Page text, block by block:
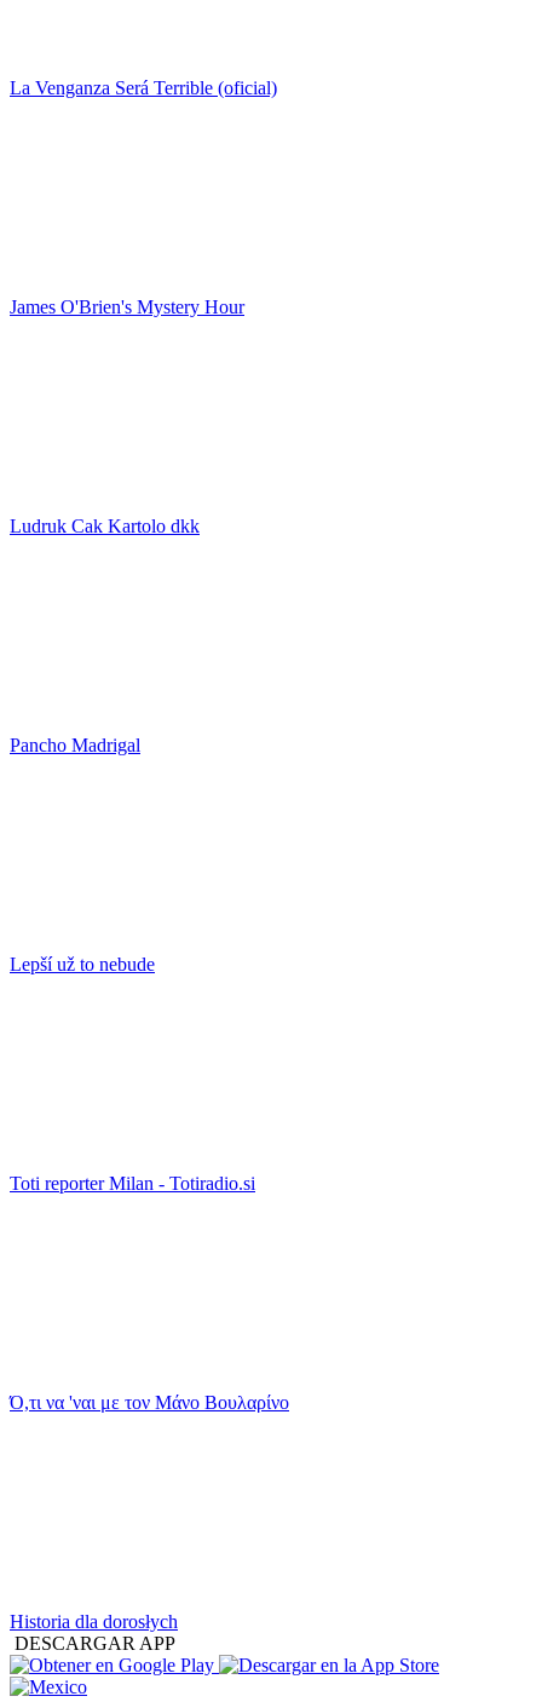
La Venganza Será Terrible (oficial)
James O'Brien's Mystery Hour
Ludruk Cak Kartolo dkk
Pancho Madrigal
Lepší už to nebude
Toti reporter Milan - Totiradio.si
Ό,τι να 'ναι με τον Μάνο Βουλαρίνο
Historia dla dorosłych
DESCARGAR APP